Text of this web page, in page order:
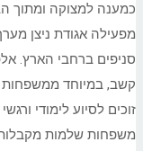
כמענה למצוקה ומתוך
סניפים ברחבי הארץ.
קשב, במיוחד ממשפחות
זוכים לסיוע לימודי
משפחות שלמות מקבלות